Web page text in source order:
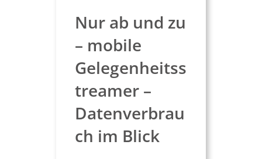
Nur ab und zu
– mobile
Gelegenheitss
treamer –
Datenverbrau
ch im Blick